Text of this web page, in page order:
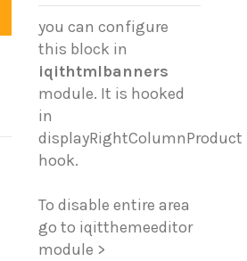
you can configure
this block in
iqithtmlbanners
module. It is hooked
in
displayRightColumnProduct
hook.
To disable entire area
go to iqitthemeeditor
module >